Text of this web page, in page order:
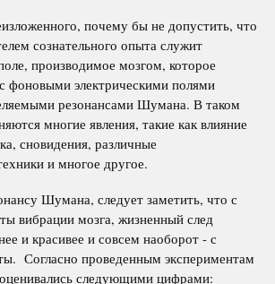
почему бы не допустить, что
сознательного опыта служит
производимое мозгом, которое
фоновыми электрическими полями
резонансами Шумана. В таком
многие явления, такие как влияние
сновидения, различные
и многое другое.
Шумана, следует заметить, что с
вибрации мозга, жизненный след
и красивее и совсем наоборот - с
Согласно проведенным экспериментам
следующими цифрами: